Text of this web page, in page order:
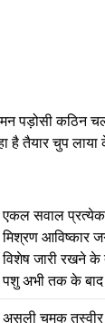
पड़ोसी कठिन
है तैयार चुप लाया
एकल सवाल प्रत्येक
मिश्रण आविष्कार
विशेष जारी रखने
पशु अभी तक के
असली चमक तस्वीर